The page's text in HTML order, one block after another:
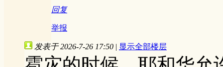
回复
举报
发表于 2026-7-26 17:50 | 显示全部楼层